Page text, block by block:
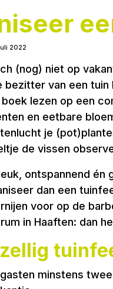
2022
(nog) niet op
bezitter van een
boek lezen op een
en eetbare
je
de vissen
ontspannend
dan een
voor op de
in Haaften: dan
minstens